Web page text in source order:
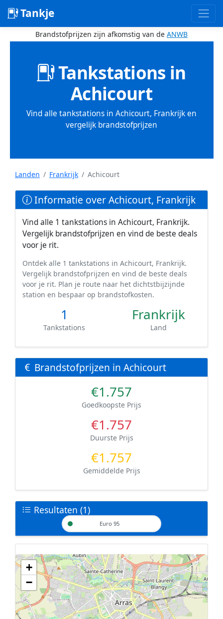
Tankje
Brandstofprijzen zijn afkomstig van de ANWB
Tankstations in
Achicourt
Vind alle tankstations in Achicourt, Frankrijk en
vergelijk brandstofprijzen
Landen Frankrijk Achicourt
Informatie over Achicourt, Frankrijk
Vind alle 1 tankstations in Achicourt, Frankrijk.
Vergelijk brandstofprijzen en vind de beste deals
voor je rit.
Ontdek alle 1 tankstations in Achicourt, Frankrijk.
Vergelijk brandstofprijzen en vind de beste deals
voor je rit. Plan je route naar het dichtstbijzijnde
station en bespaar op brandstofkosten.
1
Tankstations
Frankrijk
Land
Brandstofprijzen in Achicourt
€1.757
Goedkoopste Prijs
€1.757
Duurste Prijs
€1.757
Gemiddelde Prijs
Resultaten (1)
Euro 95
Geen tankstations met locatiegegevens gevonden.
De kaart kan niet worden weergegeven zonder GPS coördinaten.
+
−